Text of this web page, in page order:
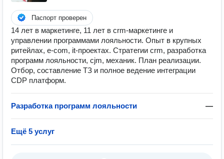
Паспорт проверен
14 лет в маркетинге, 11 лет в crm-маркетинге и
управлении программами лояльности. Опыт в крупных
ритейлах, e-com, it-проектах. Стратегии crm, разработка
программ лояльности, cjm, механик. План реализации.
Отбор, составление ТЗ и полное ведение интеграции
CDP платформ.
Разработка программ лояльности —
Ещё 5 услуг